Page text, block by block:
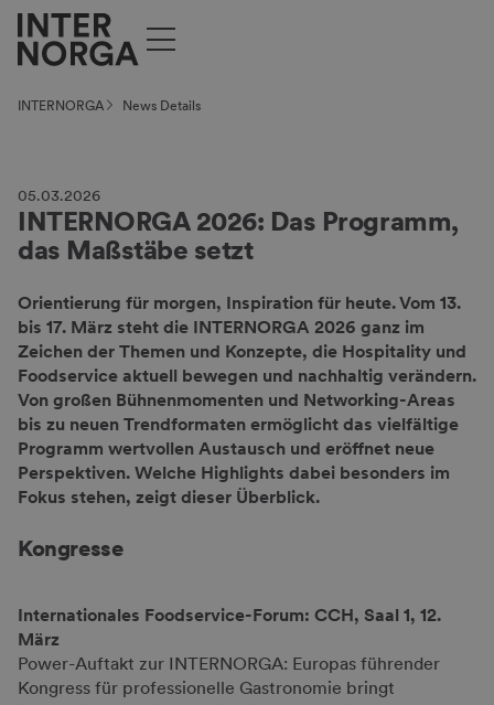
INTERNORGA News Details
05.03.2026
INTERNORGA 2026: Das Programm,
das Maßstäbe setzt
Orientierung für morgen, Inspiration für heute. Vom 13.
bis 17. März steht die INTERNORGA 2026 ganz im
Zeichen der Themen und Konzepte, die Hospitality und
Foodservice aktuell bewegen und nachhaltig verändern.
Von großen Bühnenmomenten und Networking-Areas
bis zu neuen Trendformaten ermöglicht das vielfältige
Programm wertvollen Austausch und eröffnet neue
Perspektiven. Welche Highlights dabei besonders im
Fokus stehen, zeigt dieser Überblick.
Kongresse
Internationales Foodservice-Forum: CCH, Saal 1, 12.
März
Power-Auftakt zur INTERNORGA: Europas führender
Kongress für professionelle Gastronomie bringt